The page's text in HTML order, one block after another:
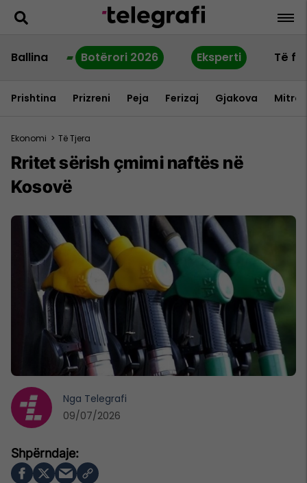
Ballina Botërori 2026 Eksperti Të
Prishtina Prizreni Peja Ferizaj Gjakova
Ekonomi > Të Tjera
Rritet sërish çmimi naftës në
Kosovë
Nga Telegrafi
09/07/2026